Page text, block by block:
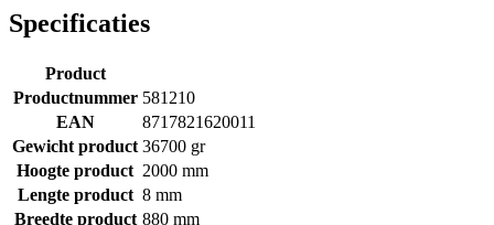
Specificaties
Product
Productnummer 581210
EAN
8717821620011
Gewicht product 36700 gr
Hoogte product 2000 mm
Lengte product 8 mm
Breedte product 880 mm